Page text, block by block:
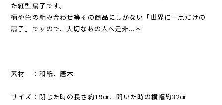
た紅型扇子です。
柄や色の組み合わせ等その商品にしかない「世界に一点だけの
扇子」ですので、大切なあの人へ是非...＊
素材 ：和紙、唐木
サイズ：閉じた時の長さ約19㎝、開いた時の横幅約32㎝